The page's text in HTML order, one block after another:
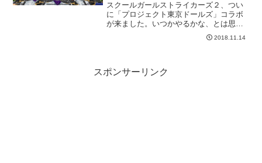
スクールガールストライカーズ２、つい
に「プロジェクト東京ドールズ」コラボ
が来ました。いつかやるかな、とは思っ
ていたのですが、なんという俺得企画、
って感じで盛り上がっています。
2018.11.14
スポンサーリンク